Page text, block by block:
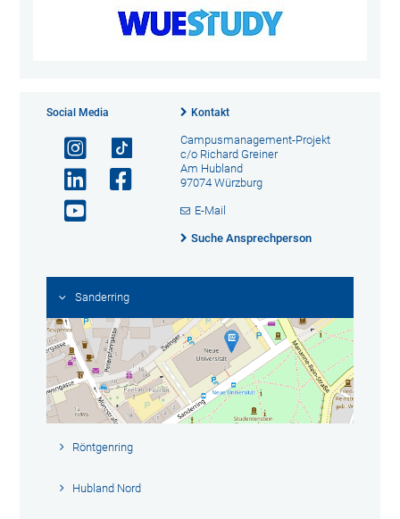
Social Media Kontakt
Campusmanagement-Projekt
c/o Richard Greiner
Am Hubland
97074 Würzburg
E-Mail
Suche Ansprechperson
Sanderring
Röntgenring
Hubland Nord